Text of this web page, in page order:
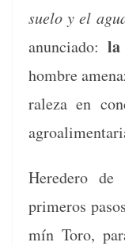
sue­lo y el
anun­ci­a­do:
hom­bre
raleza en
Heredero
primeros
mín Toro,